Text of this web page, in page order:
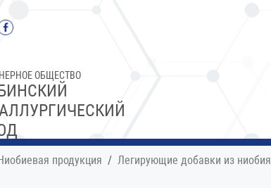
ОБЩЕСТВО
продукция Легирующие добавки из ниобия